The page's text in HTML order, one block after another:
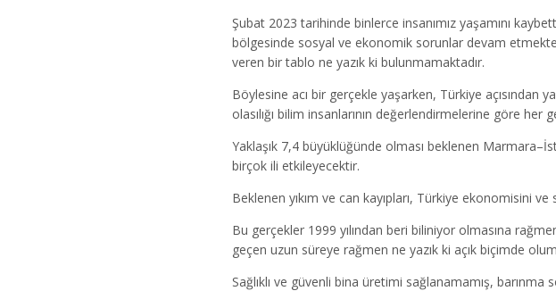
Şubat 2023 tarihinde binlerce insanımız yaşamını
bölgesinde sosyal ve ekonomik sorunlar devam
veren bir tablo ne yazık ki bulunmamaktadır.
Böylesine acı bir gerçekle yaşarken, Türkiye
olasılığı bilim insanlarının değerlendirmelerine göre her
Yaklaşık 7,4 büyüklüğünde olması beklenen
birçok ili etkileyecektir.
Beklenen yıkım ve can kayıpları, Türkiye ekonomisini
Bu gerçekler 1999 yılından beri biliniyor olmasına
geçen uzun süreye rağmen ne yazık ki açık biçimde
Sağlıklı ve güvenli bina üretimi sağlanamamış, barınma